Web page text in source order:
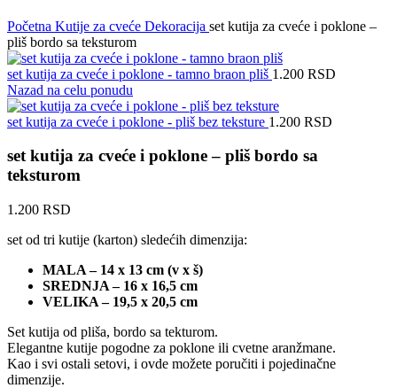
Početna Kutije za cveće Dekoracija set kutija za cveće i poklone –
pliš bordo sa teksturom
set kutija za cveće i poklone - tamno braon pliš 1.200 RSD
Nazad na celu ponudu
set kutija za cveće i poklone - pliš bez teksture 1.200 RSD
set kutija za cveće i poklone – pliš bordo sa
teksturom
1.200 RSD
set od tri kutije (karton) sledećih dimenzija:
MALA – 14 x 13 cm (v x š)
SREDNJA – 16 x 16,5 cm
VELIKA – 19,5 x 20,5 cm
Set kutija od pliša, bordo sa tekturom.
Elegantne kutije pogodne za poklone ili cvetne aranžmane.
Kao i svi ostali setovi, i ovde možete poručiti i pojedinačne
dimenzije.